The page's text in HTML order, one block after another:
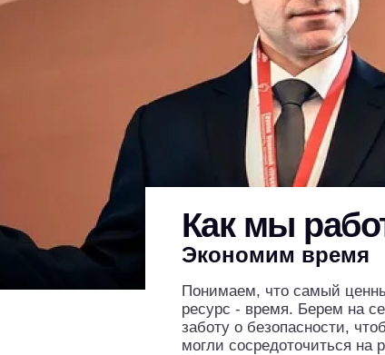
Как мы
Экономим время
Понимаем, что самый
ресурс - время. Берем на
заботу о безопасности,
могли сосредоточиться на